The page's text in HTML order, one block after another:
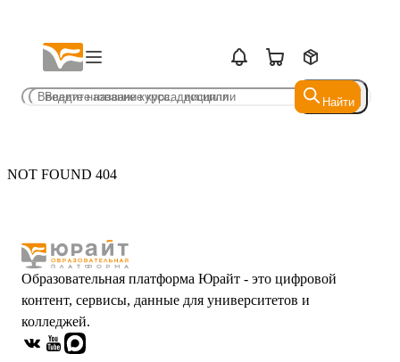
Найти
Найти
NOT FOUND 404
Образовательная платформа Юрайт - это цифровой
контент, сервисы, данные для университетов и
колледжей.